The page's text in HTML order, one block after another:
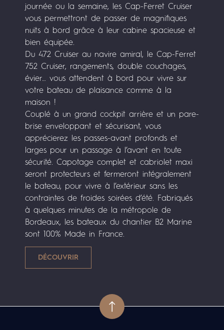
journée ou la semaine, les Cap-Ferret Cruiser
vous permettront de passer de magnifiques
nuits à bord grâce à leur cabine spacieuse et
bien équipée.
Du 472 Cruiser au navire amiral, le Cap-Ferret
752 Cruiser, rangements, double couchages,
évier… vous attendent à bord pour vivre sur
votre bateau de plaisance comme à la
maison !
Couplé à un grand cockpit arrière et un pare-
brise enveloppant et sécurisant, vous
apprécierez les passes-avant profonds et
larges pour un passage à l’avant en toute
sécurité. Capotage complet et cabriolet maxi
seront protecteurs et fermeront intégralement
le bateau, pour vivre à l’extérieur sans les
contraintes de froides soirées d’été. Fabriqués
à quelques minutes de la métropole de
Bordeaux, les bateaux du chantier B2 Marine
sont 100% Made in France.